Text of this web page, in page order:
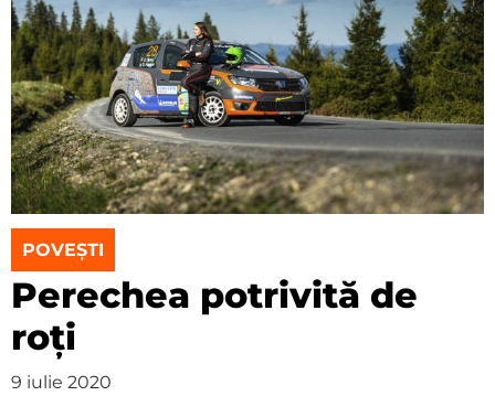
POVEȘTI
Perechea potrivită de
roți
9 iulie 2020